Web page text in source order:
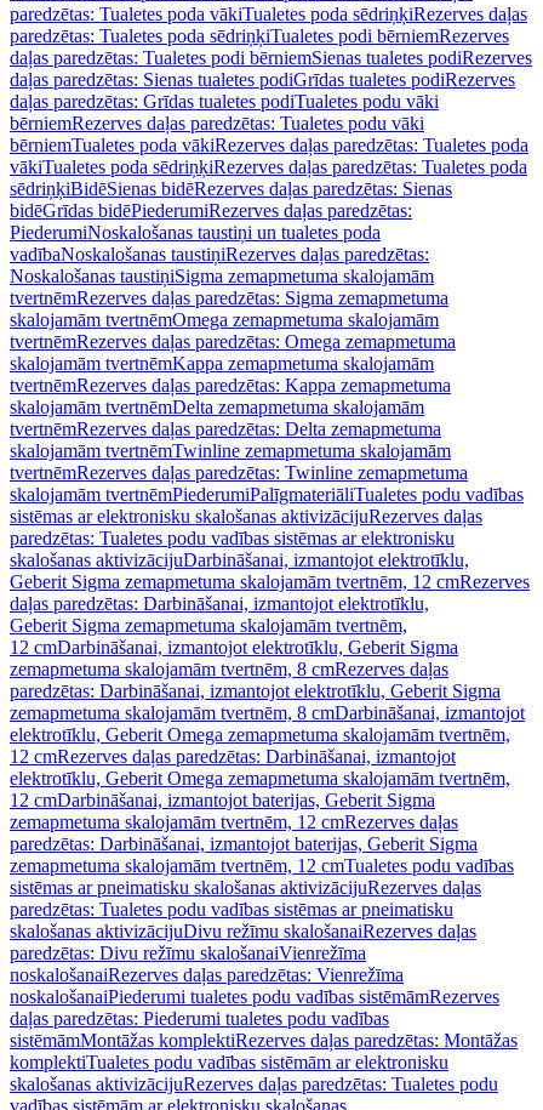
paredzētas: Tualetes poda vākiTualetes poda sēdriņķiRezerves daļas
paredzētas: Tualetes poda sēdriņķiTualetes podi bērniemRezerves
daļas paredzētas: Tualetes podi bērniemSienas tualetes podiRezerves
daļas paredzētas: Sienas tualetes podiGrīdas tualetes podiRezerves
daļas paredzētas: Grīdas tualetes podiTualetes podu vāki
bērniemRezerves daļas paredzētas: Tualetes podu vāki
bērniemTualetes poda vākiRezerves daļas paredzētas: Tualetes poda
vākiTualetes poda sēdriņķiRezerves daļas paredzētas: Tualetes poda
sēdriņķiBidēSienas bidēRezerves daļas paredzētas: Sienas
bidēGrīdas bidēPiederumiRezerves daļas paredzētas:
PiederumiNoskalošanas taustiņi un tualetes poda
vadībaNoskalošanas taustiņiRezerves daļas paredzētas:
Noskalošanas taustiņiSigma zemapmetuma skalojamām
tvertnēmRezerves daļas paredzētas: Sigma zemapmetuma
skalojamām tvertnēmOmega zemapmetuma skalojamām
tvertnēmRezerves daļas paredzētas: Omega zemapmetuma
skalojamām tvertnēmKappa zemapmetuma skalojamām
tvertnēmRezerves daļas paredzētas: Kappa zemapmetuma
skalojamām tvertnēmDelta zemapmetuma skalojamām
tvertnēmRezerves daļas paredzētas: Delta zemapmetuma
skalojamām tvertnēmTwinline zemapmetuma skalojamām
tvertnēmRezerves daļas paredzētas: Twinline zemapmetuma
skalojamām tvertnēmPiederumiPalīgmateriāliTualetes podu vadības
sistēmas ar elektronisku skalošanas aktivizācijuRezerves daļas
paredzētas: Tualetes podu vadības sistēmas ar elektronisku
skalošanas aktivizācijuDarbināšanai, izmantojot elektrotīklu,
Geberit Sigma zemapmetuma skalojamām tvertnēm, 12 cmRezerves
daļas paredzētas: Darbināšanai, izmantojot elektrotīklu,
Geberit Sigma zemapmetuma skalojamām tvertnēm,
12 cmDarbināšanai, izmantojot elektrotīklu, Geberit Sigma
zemapmetuma skalojamām tvertnēm, 8 cmRezerves daļas
paredzētas: Darbināšanai, izmantojot elektrotīklu, Geberit Sigma
zemapmetuma skalojamām tvertnēm, 8 cmDarbināšanai, izmantojot
elektrotīklu, Geberit Omega zemapmetuma skalojamām tvertnēm,
12 cmRezerves daļas paredzētas: Darbināšanai, izmantojot
elektrotīklu, Geberit Omega zemapmetuma skalojamām tvertnēm,
12 cmDarbināšanai, izmantojot baterijas, Geberit Sigma
zemapmetuma skalojamām tvertnēm, 12 cmRezerves daļas
paredzētas: Darbināšanai, izmantojot baterijas, Geberit Sigma
zemapmetuma skalojamām tvertnēm, 12 cmTualetes podu vadības
sistēmas ar pneimatisku skalošanas aktivizācijuRezerves daļas
paredzētas: Tualetes podu vadības sistēmas ar pneimatisku
skalošanas aktivizācijuDivu režīmu skalošanaiRezerves daļas
paredzētas: Divu režīmu skalošanaiVienrežīma
noskalošanaiRezerves daļas paredzētas: Vienrežīma
noskalošanaiPiederumi tualetes podu vadības sistēmāmRezerves
daļas paredzētas: Piederumi tualetes podu vadības
sistēmāmMontāžas komplektiRezerves daļas paredzētas: Montāžas
komplektiTualetes podu vadības sistēmām ar elektronisku
skalošanas aktivizācijuRezerves daļas paredzētas: Tualetes podu
vadības sistēmām ar elektronisku skalošanas